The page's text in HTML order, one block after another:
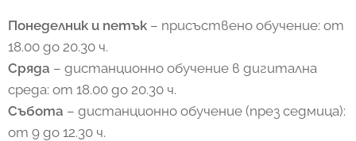
Понеделник и петък – присъствено обучение: от
18.00 до 20.30 ч.
Сряда – дистанционно обучение в дигитална
среда: от 18.00 до 20.30 ч.
Събота – дистанционно обучение (през седмица):
от 9 до 12.30 ч.